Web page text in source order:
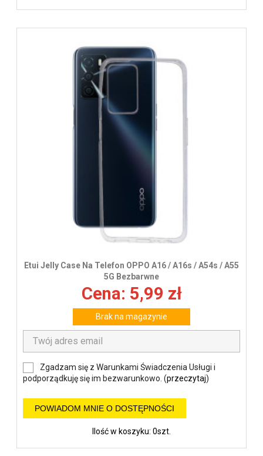
Etui Jelly Case Na Telefon OPPO A16 / A16s / A54s / A55
5G Bezbarwne
Cena: 5,99 zł
Brak na magazynie
Zgadzam się z Warunkami Świadczenia Usługi i
podporządkuję się im bezwarunkowo. (przeczytaj)
POWIADOM MNIE O DOSTĘPNOŚCI
Ilość w koszyku: 0szt.